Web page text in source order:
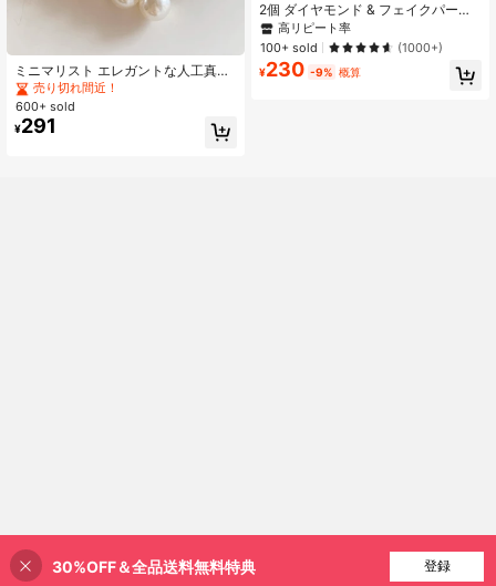
ミニマリスト エレガントな人工真珠
ヘアタイ ポニーテールホルダー ヘア
ゴム ヘアスクランチー ヘアロープ
ヘアタイ 2個セット、旅行、誕生日
売り切れ間近！
600+ sold
¥291
2個 ダイヤモンド & フェイクパール
装飾 イヤークリップレディース ファ
ッション中空 ピアス不要
高リピート率
100+ sold
(1000+)
¥230 -9% 概算
2% 割引！
30%OFF＆全品送料無料特典 登録